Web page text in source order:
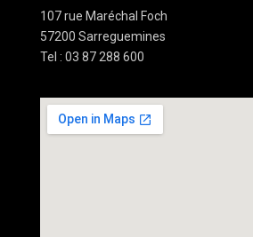
107 rue Maréchal Foch
57200 Sarreguemines
Tel : 03 87 288 600